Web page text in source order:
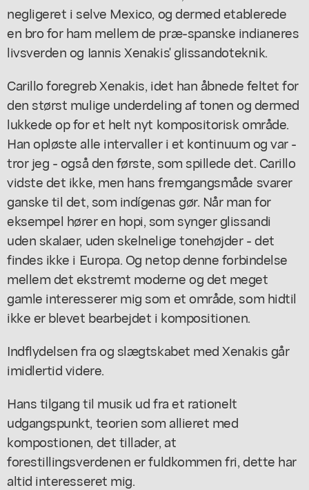
negligeret i selve Mexico, og dermed etablerede
en bro for ham mellem de præ-spanske indianeres
livsverden og Iannis Xenakis' glissandoteknik.
Carillo foregreb Xenakis, idet han åbnede feltet for
den størst mulige underdeling af tonen og dermed
lukkede op for et helt nyt kompositorisk område.
Han opløste alle intervaller i et kontinuum og var -
tror jeg - også den første, som spillede det. Carillo
vidste det ikke, men hans fremgangsmåde svarer
ganske til det, som indígenas gør. Når man for
eksempel hører en hopi, som synger glissandi
uden skalaer, uden skelnelige tonehøjder - det
findes ikke i Europa. Og netop denne forbindelse
mellem det ekstremt moderne og det meget
gamle interesserer mig som et område, som hidtil
ikke er blevet bearbejdet i kompositionen.
Indflydelsen fra og slægtskabet med Xenakis går
imidlertid videre.
Hans tilgang til musik ud fra et rationelt
udgangspunkt, teorien som allieret med
kompostionen, det tillader, at
forestillingsverdenen er fuldkommen fri, dette har
altid interesseret mig.